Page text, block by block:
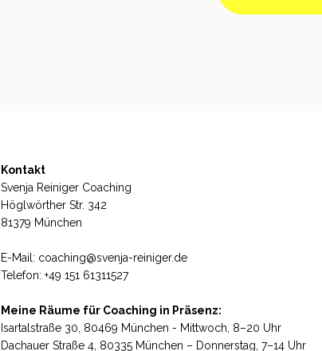
Kontakt
Svenja Reiniger Coaching
Höglwörther Str. 342
81379 München
E-Mail: coaching@svenja-reiniger.de
Telefon: +49 151 61311527
Meine Räume für Coaching in Präsenz:
Isartalstraße 30, 80469 München - Mittwoch, 8–20 Uhr
Dachauer Straße 4, 80335 München – Donnerstag, 7–14 Uhr